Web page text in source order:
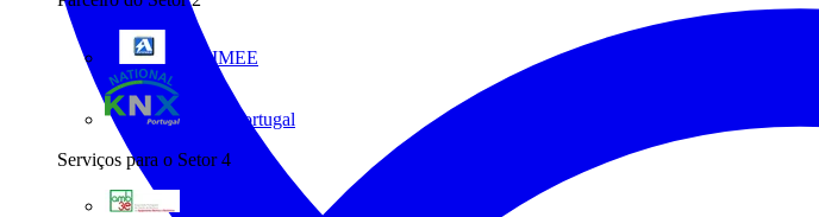
ANIMEE
KNX Portugal
Serviços para o Setor 4